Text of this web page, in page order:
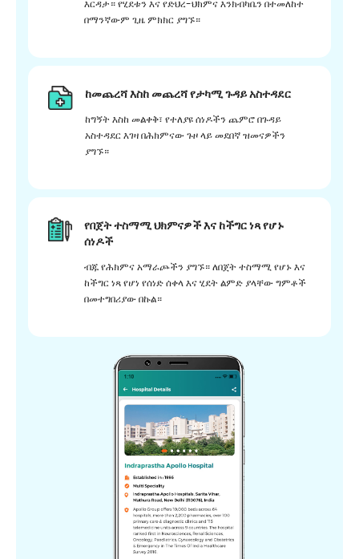
እርዳታ። የሂደቱን እና የድህረ-ህክምና እንክብካቤን በተመለከተ
በማንኛውም ጊዜ ምክክር ያግኙ።
ከመጨረሻ እስከ መጨረሻ የታካሚ ጉዳይ አስተዳደር
ከግኝት እስከ መልቀቅ፣ የተለያዩ ሰነዶችን ጨምሮ በጉዳይ
አስተዳደር እገዛ በሕክምናው ጉዞ ላይ መደበኛ ዝመናዎችን
ያግኙ።
የበጀት ተስማሚ ህክምናዎች እና ከችግር ነጻ የሆኑ
ሰነዶች
ብጁ የሕክምና አማራጮችን ያግኙ። ለበጀት ተስማሚ የሆኑ እና
ከችግር ነጻ የሆነ የሰነድ ሰቀላ እና ሂደት ልምድ ያላቸው ግምቶች
በመተግበሪያው በኩል።